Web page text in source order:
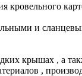
и
крышах , а
,